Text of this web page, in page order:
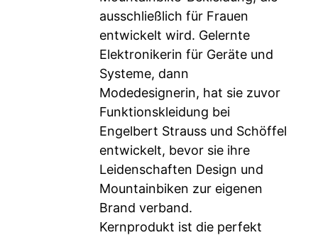
ausschließlich für Frauen
entwickelt wird. Gelernte
Elektronikerin für Geräte und
Systeme, dann
Modedesignerin, hat sie zuvor
Funktionskleidung bei
Engelbert Strauss und Schöffel
entwickelt, bevor sie ihre
Leidenschaften Design und
Mountainbiken zur eigenen
Brand verband.
Kernprodukt ist die perfekt